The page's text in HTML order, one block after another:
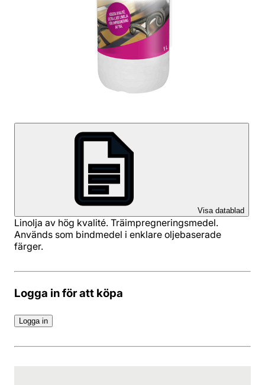
Visa datablad
Linolja av hög kvalité. Träimpregneringsmedel.
Används som bindmedel i enklare oljebaserade
färger.
Logga in för att köpa
Logga in